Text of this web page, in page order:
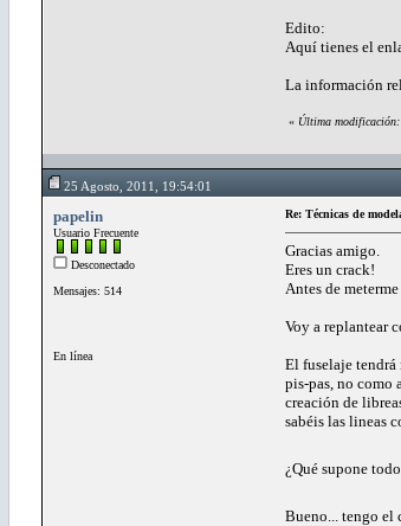
Edito:
Aquí tienes el
La información
« Última
25 Agosto, 2011, 19:54:01
papelin
Usuario Frecuente
Desconectado
Mensajes: 514
En línea
Re: Técnicas de
Gracias amigo.
Eres un crack!
Antes de meterme
Voy a replantear
El fuselaje tendrá
pis-pas, no como
creación de
sabéis las lineas
¿Qué supone
Bueno... tengo el